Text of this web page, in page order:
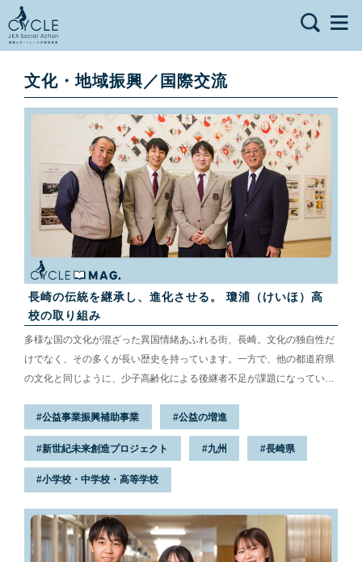
文化・地域振興／国際交流
長崎の伝統を継承し、進化させる。 瓊浦（けいほ）高
校の取り組み
多様な国の文化が混ざった異国情緒あふれる街、長崎。文化の独自性だ
けでなく、その多くが長い歴史を持っています。一方で、他の都道府県
の文化と同じように、少子高齢化による後継者不足が課題になっていま
にある瓊浦（けいほ）高校です。今回はその取り組みの背景や詳細につ
いて、瓊浦高校の先生方や生徒の皆さんにお話を伺いました。
公益事業振興補助事業 公益の増進
新世紀未来創造プロジェクト 九州 長崎県
小学校・中学校・高等学校